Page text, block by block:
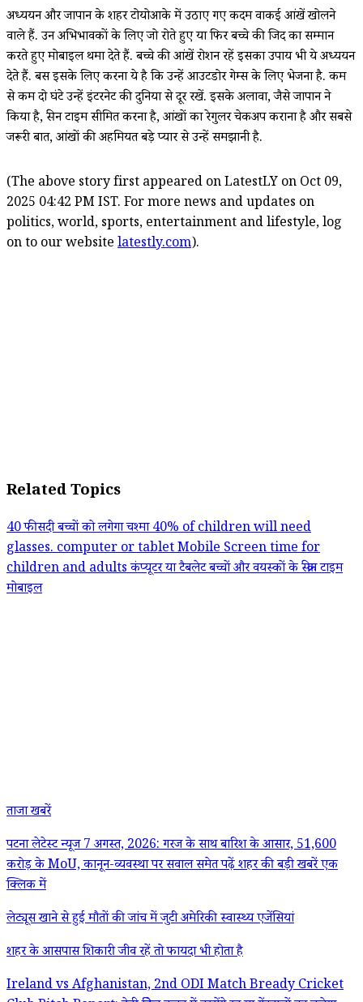
अध्ययन और जापान के शहर टोयोआके में उठाए गए कदम वाकई आंखें खोलने
वाले हैं. उन अभिभावकों के लिए जो रोते हुए या फिर बच्चे की जिद का सम्मान
करते हुए मोबाइल थमा देते हैं. बच्चे की आंखें रोशन रहें इसका उपाय भी ये अध्ययन
देते हैं. बस इसके लिए करना ये है कि उन्हें आउटडोर गेम्स के लिए भेजना है. कम
से कम दो घंटे उन्हें इंटरनेट की दुनिया से दूर रखें. इसके अलावा, जैसे जापान ने
किया है, स्क्रीन टाइम सीमित करना है, आंखों का रेगुलर चेकअप कराना है और सबसे
जरूरी बात, आंखों की अहमियत बड़े प्यार से उन्हें समझानी है.
(The above story first appeared on LatestLY on Oct 09,
2025 04:42 PM IST. For more news and updates on
politics, world, sports, entertainment and lifestyle, log
on to our website latestly.com).
Related Topics
40 फीसदी बच्चों को लगेगा चश्मा40% of children will need
glasses.computer or tabletMobileScreen time for
children and adultsकंप्यूटर या टैबलेटबच्चों और वयस्कों के स्क्रीन टाइम
मोबाइल
ताजा खबरें
पटना लेटेस्ट न्यूज 7 अगस्त, 2026: गरज के साथ बारिश के आसार, 51,600
करोड़ के MoU, कानून-व्यवस्था पर सवाल समेत पढ़ें शहर की बड़ी खबरें एक
क्लिक में
लेट्यूस खाने से हुई मौतों की जांच में जुटी अमेरिकी स्वास्थ्य एजेंसियां
शहर के आसपास शिकारी जीव रहें तो फायदा भी होता है
Ireland vs Afghanistan, 2nd ODI Match Bready Cricket